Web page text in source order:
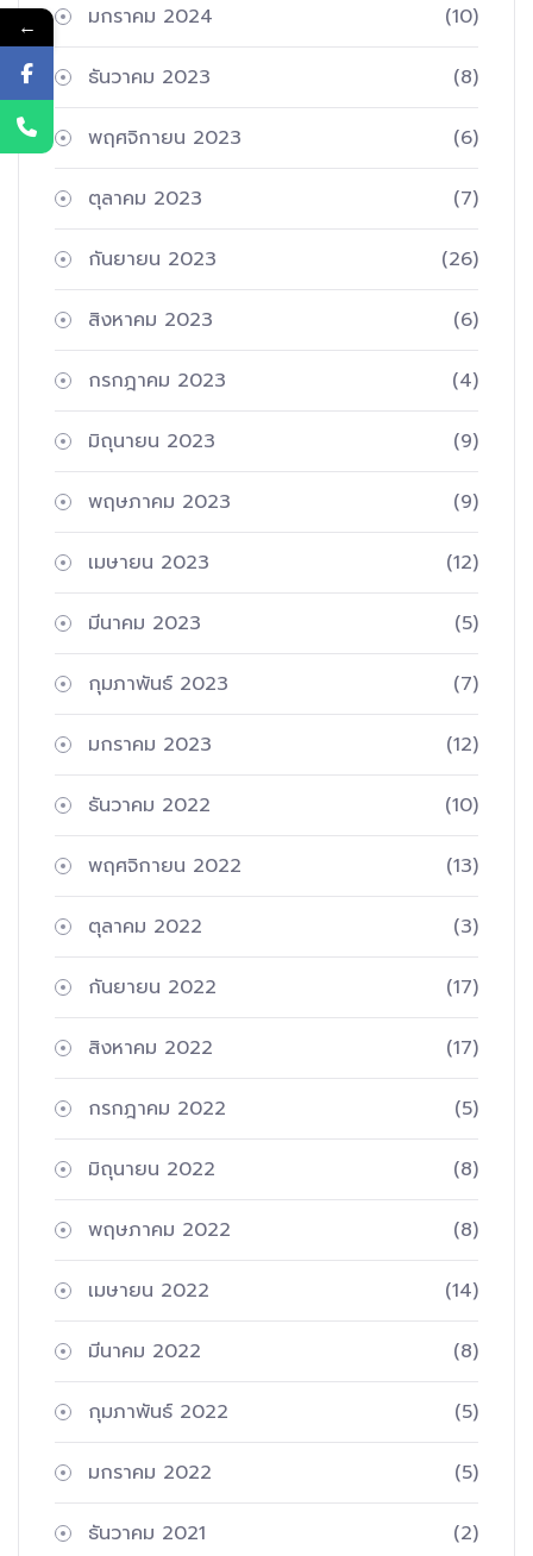
มกราคม 2024 (10)
ธันวาคม 2023 (8)
พฤศจิกายน 2023 (6)
ตุลาคม 2023 (7)
กันยายน 2023 (26)
สิงหาคม 2023 (6)
กรกฎาคม 2023 (4)
มิถุนายน 2023 (9)
พฤษภาคม 2023 (9)
เมษายน 2023 (12)
มีนาคม 2023 (5)
กุมภาพันธ์ 2023 (7)
มกราคม 2023 (12)
ธันวาคม 2022 (10)
พฤศจิกายน 2022 (13)
ตุลาคม 2022 (3)
กันยายน 2022 (17)
สิงหาคม 2022 (17)
กรกฎาคม 2022 (5)
มิถุนายน 2022 (8)
พฤษภาคม 2022 (8)
เมษายน 2022 (14)
มีนาคม 2022 (8)
กุมภาพันธ์ 2022 (5)
มกราคม 2022 (5)
ธันวาคม 2021 (2)
←